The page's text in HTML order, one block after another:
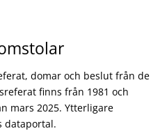
domar och beslut från de
finns från 1981 och
mars 2025. Ytterligare
dataportal.